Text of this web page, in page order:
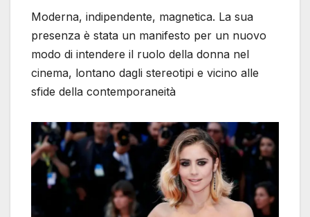
Moderna, indipendente, magnetica. La sua
presenza è stata un manifesto per un nuovo
modo di intendere il ruolo della donna nel
cinema, lontano dagli stereotipi e vicino alle
sfide della contemporaneità